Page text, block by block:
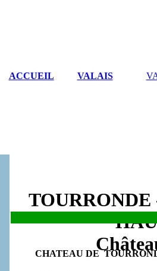
ACCUEIL VALAIS
CHATEAU DE